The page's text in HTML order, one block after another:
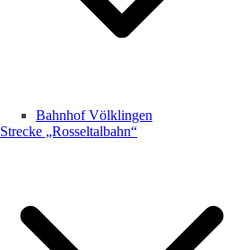
Bahnhof Völklingen
Strecke „Rosseltalbahn“